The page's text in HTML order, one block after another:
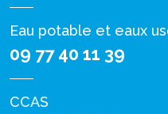
Eau potable et eaux
09 77 40 11 39
CCAS